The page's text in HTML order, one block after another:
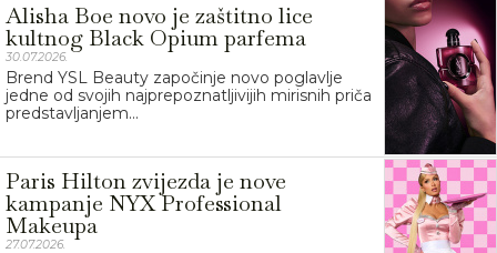
Alisha Boe novo je zaštitno lice
kultnog Black Opium parfema
30.07.2026.
Brend YSL Beauty započinje novo poglavlje
jedne od svojih najprepoznatljivijih mirisnih priča
predstavljanjem...
Paris Hilton zvijezda je nove
kampanje NYX Professional
Makeupa
27.07.2026.